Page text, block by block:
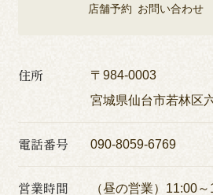
店舗予約 お問い合わせ
住所
〒984-0003
宮城県仙台市若林区
電話番号 090-8059-6769
営業時間
（昼の営業）11:00